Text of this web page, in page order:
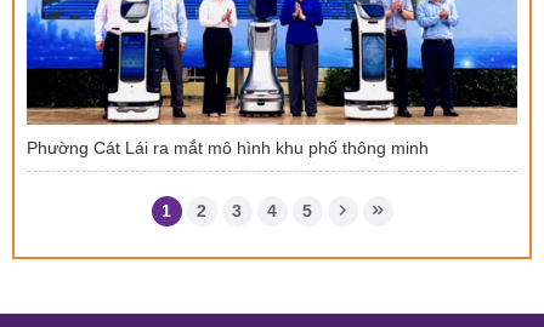
Phường Cát Lái ra mắt mô hình khu phố thông minh
1 2 3 4 5